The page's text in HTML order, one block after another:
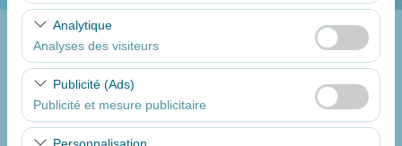
Ces cookies sont nécessaires au bon fonctionnement du
site, à la sécurité, à la gestion des sessions et aux
fonctionnalités de base. Ils ne peuvent pas être
désactivés.
Analytique
Analyses des visiteurs
Ces cookies nous permettent d’analyser la manière dont
notre site est utilisé (nombre de visiteurs, pages les plus
consultées, comportements des utilisateurs). Ces
données sont utilisées pour mesurer les performances
Publicité (Ads)
Publicité et mesure publicitaire
Ces cookies nous permettent d’afficher des publicités
09:00
Return date
Dressez la liste des voitures